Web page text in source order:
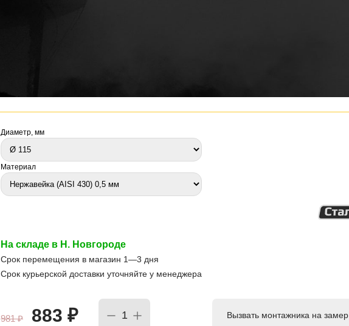
Диаметр, мм
Материал
На складе в Н. Новгороде
Срок перемещения в магазин 1—3 дня
Срок курьерской доставки уточняйте у менеджера
981₽ 883 ₽ Вызвать монтажника на замер